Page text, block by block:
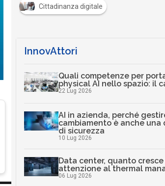
Cittadinanza digitale
InnovAttori
Quali competenze per
physical AI nello spazio: il
22 Lug 2026
AI in azienda, perché
cambiamento è anche una
di sicurezza
10 Lug 2026
Data center, quanto cresce
attenzione al thermal
06 Lug 2026